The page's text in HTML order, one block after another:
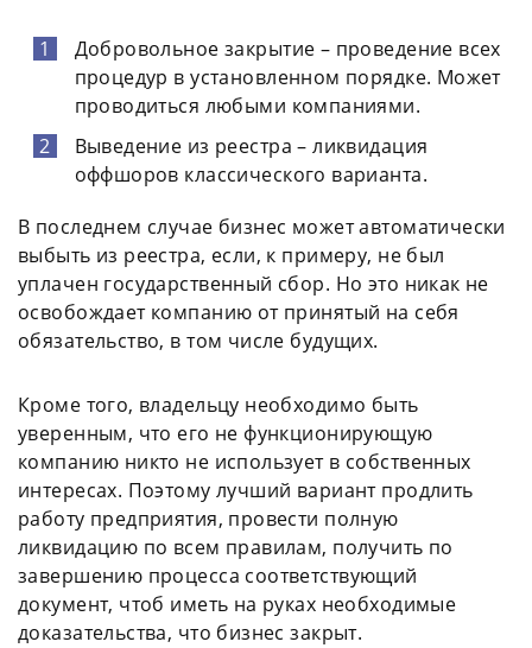
Добровольное закрытие – проведение всех
процедур в установленном порядке. Может
проводиться любыми компаниями.
Выведение из реестра – ликвидация
оффшоров классического варианта.
В последнем случае бизнес может автоматически
выбыть из реестра, если, к примеру, не был
уплачен государственный сбор. Но это никак не
освобождает компанию от принятый на себя
обязательство, в том числе будущих.
Кроме того, владельцу необходимо быть
уверенным, что его не функционирующую
компанию никто не использует в собственных
интересах. Поэтому лучший вариант продлить
работу предприятия, провести полную
ликвидацию по всем правилам, получить по
завершению процесса соответствующий
документ, чтоб иметь на руках необходимые
доказательства, что бизнес закрыт.